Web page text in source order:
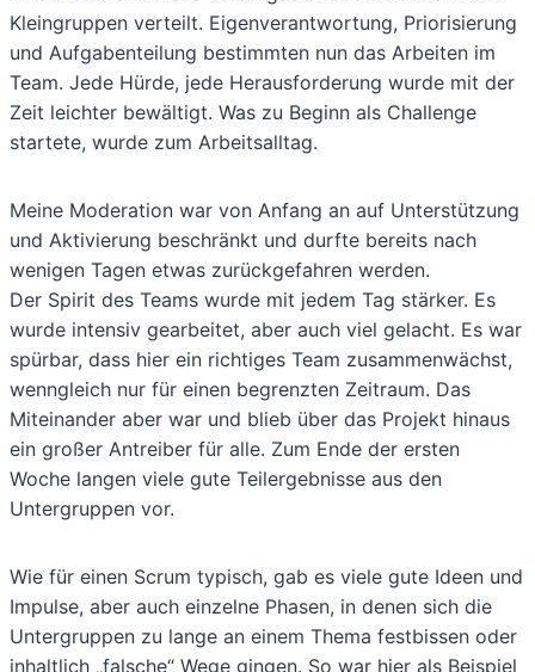
Kleingruppen verteilt. Eigenverantwortung, Priorisierung
und Aufgabenteilung bestimmten nun das Arbeiten im
Team. Jede Hürde, jede Herausforderung wurde mit der
Zeit leichter bewältigt. Was zu Beginn als Challenge
startete, wurde zum Arbeitsalltag.
Meine Moderation war von Anfang an auf Unterstützung
und Aktivierung beschränkt und durfte bereits nach
wenigen Tagen etwas zurückgefahren werden.
Der Spirit des Teams wurde mit jedem Tag stärker. Es
wurde intensiv gearbeitet, aber auch viel gelacht. Es war
spürbar, dass hier ein richtiges Team zusammenwächst,
wenngleich nur für einen begrenzten Zeitraum. Das
Miteinander aber war und blieb über das Projekt hinaus
ein großer Antreiber für alle. Zum Ende der ersten
Woche langen viele gute Teilergebnisse aus den
Untergruppen vor.
Wie für einen Scrum typisch, gab es viele gute Ideen und
Impulse, aber auch einzelne Phasen, in denen sich die
Untergruppen zu lange an einem Thema festbissen oder
inhaltlich „falsche“ Wege gingen. So war hier als Beispiel